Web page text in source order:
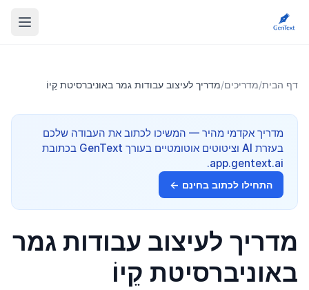
דף הבית/מדריכים/מדריך לעיצוב עבודות גמר באוניברסיטת קֵיוֹ
מדריך אקדמי מהיר — המשיכו לכתוב את העבודה שלכם
בעזרת AI וציטוטים אוטומטיים בעורך GenText בכתובת
app.gentext.ai.
התחילו לכתוב בחינם ←
מדריך לעיצוב עבודות גמר
באוניברסיטת קֵיוֹ